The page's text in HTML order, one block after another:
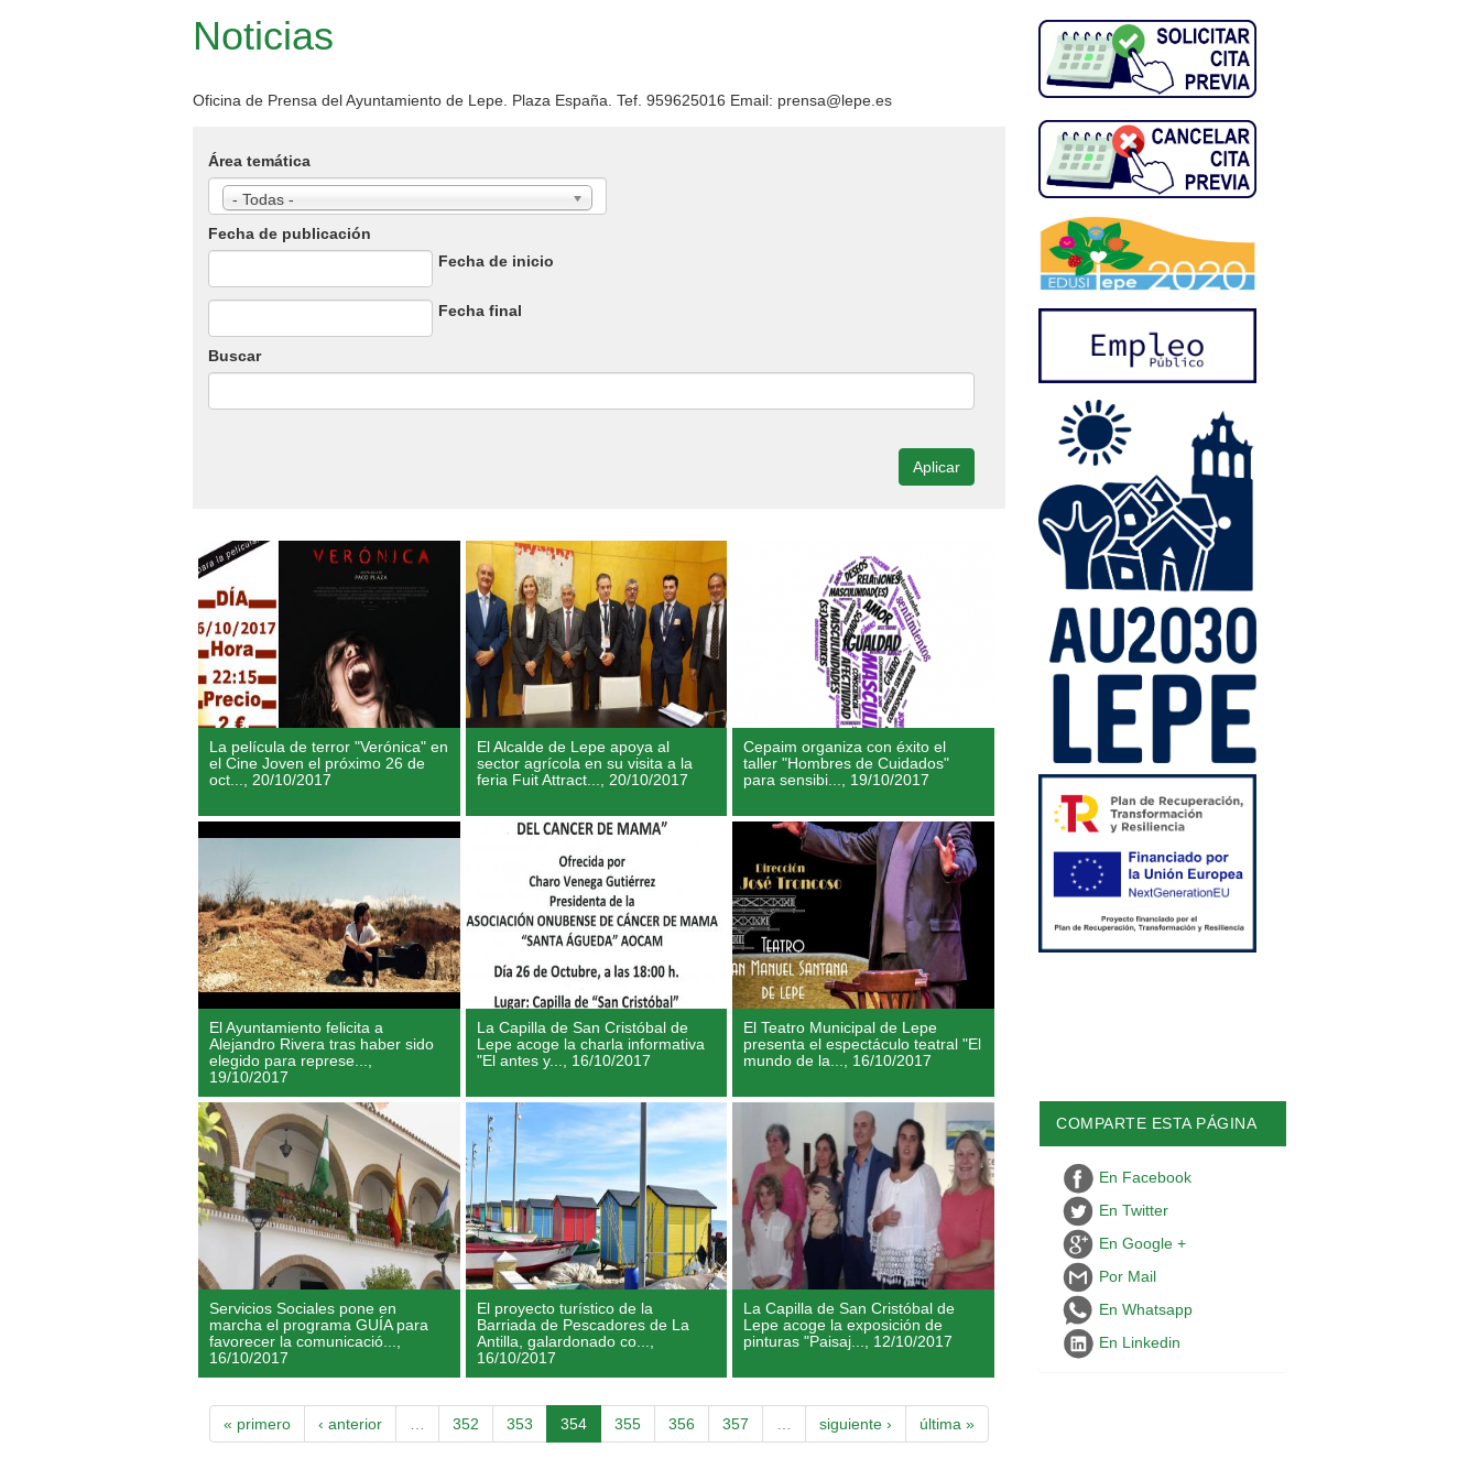
Noticias
Oficina de Prensa del Ayuntamiento de Lepe. Plaza España. Tef. 959625016 Email: prensa@lepe.es
Área temática
- Todas -
Fecha de publicación
Fecha de inicio
Fecha
Fecha final
Fecha
Buscar
Aplicar
La película de terror "Verónica" en
el Cine Joven el próximo 26 de
oct..., 20/10/2017
El Alcalde de Lepe apoya al
sector agrícola en su visita a la
feria Fuit Attract..., 20/10/2017
Cepaim organiza con éxito el
taller "Hombres de Cuidados"
para sensibi..., 19/10/2017
El Ayuntamiento felicita a
Alejandro Rivera tras haber sido
elegido para represe...,
19/10/2017
La Capilla de San Cristóbal de
Lepe acoge la charla informativa
"El antes y..., 16/10/2017
El Teatro Municipal de Lepe
presenta el espectáculo teatral "El
mundo de la..., 16/10/2017
Servicios Sociales pone en
marcha el programa GUÍA para
favorecer la comunicació...,
16/10/2017
El proyecto turístico de la
Barriada de Pescadores de La
Antilla, galardonado co...,
16/10/2017
La Capilla de San Cristóbal de
Lepe acoge la exposición de
pinturas "Paisaj..., 12/10/2017
« primero ‹ anterior 352 353 354 355 356 357 siguiente › última »
COMPARTE ESTA PÁGINA
En Facebook
En Twitter
En Google +
Por Mail
En Whatsapp
En Linkedin